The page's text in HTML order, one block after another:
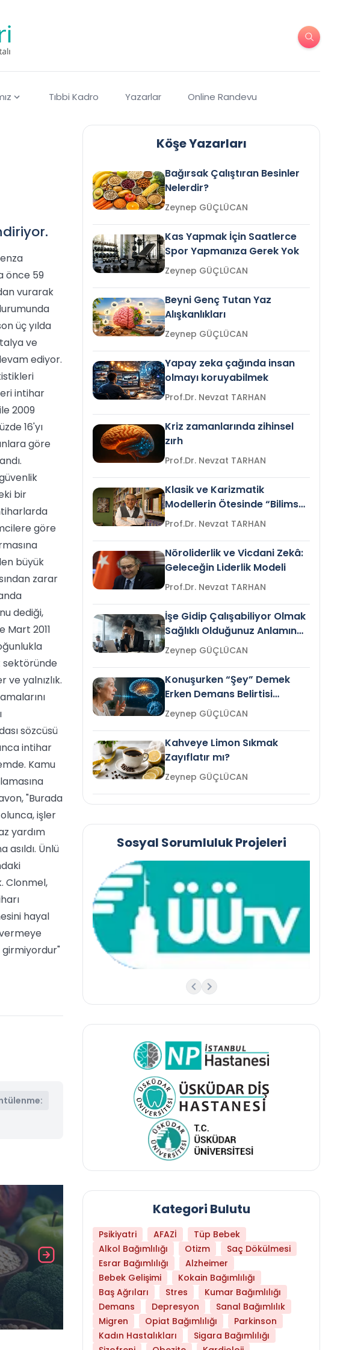
Tıbbi Kadro Yazarlar Online Randevu
önce 59
vurarak
üç yılda
ve
ediyor.
intihar
2009
16'yı
göre
bir
göre
büyük
zarar
dediği,
Mart 2011
sektöründe
ve yalnızlık.
sözcüsü
intihar
Kamu
"Burada
işler
yardım
asıldı. Ünlü
Clonmel,
hayal
girmiyordur"
Daha Az Protein Tüketmek Yaşlanmayı
Köşe Yazarları
Bağırsak Çalıştıran Besinler
Nelerdir?
Zeynep GÜÇLÜCAN
Kas Yapmak İçin Saatlerce
Spor Yapmanıza Gerek Yok
Zeynep GÜÇLÜCAN
Beyni Genç Tutan Yaz
Alışkanlıkları
Zeynep GÜÇLÜCAN
Yapay zeka çağında insan
olmayı koruyabilmek
Prof.Dr. Nevzat TARHAN
Kriz zamanlarında zihinsel
zırh
Prof.Dr. Nevzat TARHAN
Klasik ve Karizmatik
Modellerin Ötesinde “Bilimsel
Liderlik”
Prof.Dr. Nevzat TARHAN
Nöroliderlik ve Vicdani Zekâ:
Geleceğin Liderlik Modeli
Prof.Dr. Nevzat TARHAN
İşe Gidip Çalışabiliyor Olmak
Sağlıklı Olduğunuz Anlamına
Gelir mi?Zeynep GÜÇLÜCAN
Konuşurken “Şey” Demek
Erken Demans Belirtisi
Olabilir mi?Zeynep GÜÇLÜCAN
Kahveye Limon Sıkmak
Zayıflatır mı?
Zeynep GÜÇLÜCAN
Sosyal Sorumluluk Projeleri
Kategori Bulutu
Psikiyatri AFAZİ
Tüp Bebek
Alkol Bağımlılığı
Otizm
Saç Dökülmesi
Esrar Bağımlılığı
Alzheimer
Bebek Gelişimi
Kokain Bağımlılığı
Baş Ağrıları
Stres
Kumar Bağımlılığı
Demans
Depresyon
Sanal Bağımlılık
Migren
Opiat Bağımlılığı
Parkinson
Kadın Hastalıkları
Sigara Bağımlılığı